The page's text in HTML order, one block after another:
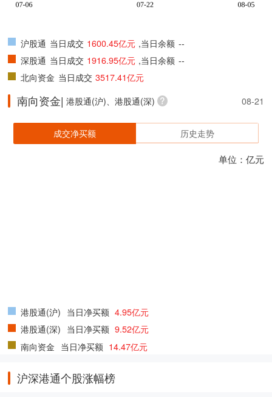
沪股通 当日成交 1600.45亿元 ,当日余额 --
深股通 当日成交 1916.95亿元 ,当日余额 --
北向资金 当日成交 3517.41亿元
南向资金| 港股通(沪)、港股通(深) 08-21
成交净买额 历史走势
单位：亿元
港股通(沪) 当日净买额 4.95亿元
港股通(深) 当日净买额 9.52亿元
南向资金 当日净买额 14.47亿元
沪深港通个股涨幅榜